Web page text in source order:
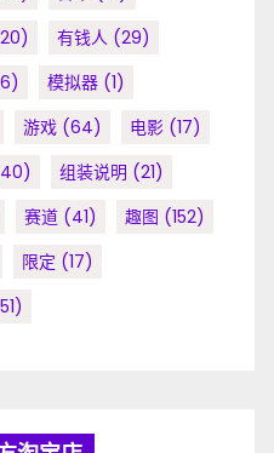
有钱人 (29)
模拟器 (1)
游戏 (64) 电影 (17)
组装说明 (21)
赛道 (41) 趣图 (152)
限定 (17)